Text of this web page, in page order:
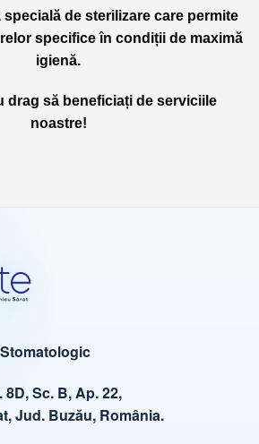
specială de sterilizare care permite
specifice în condiții de maximă
igienă.
drag să beneficiați de serviciile
noastre!
Sc. B, Ap. 22,
Jud. Buzău, România.